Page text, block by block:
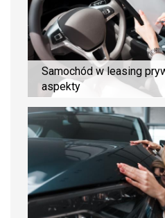
Samochód w leasing
aspekty